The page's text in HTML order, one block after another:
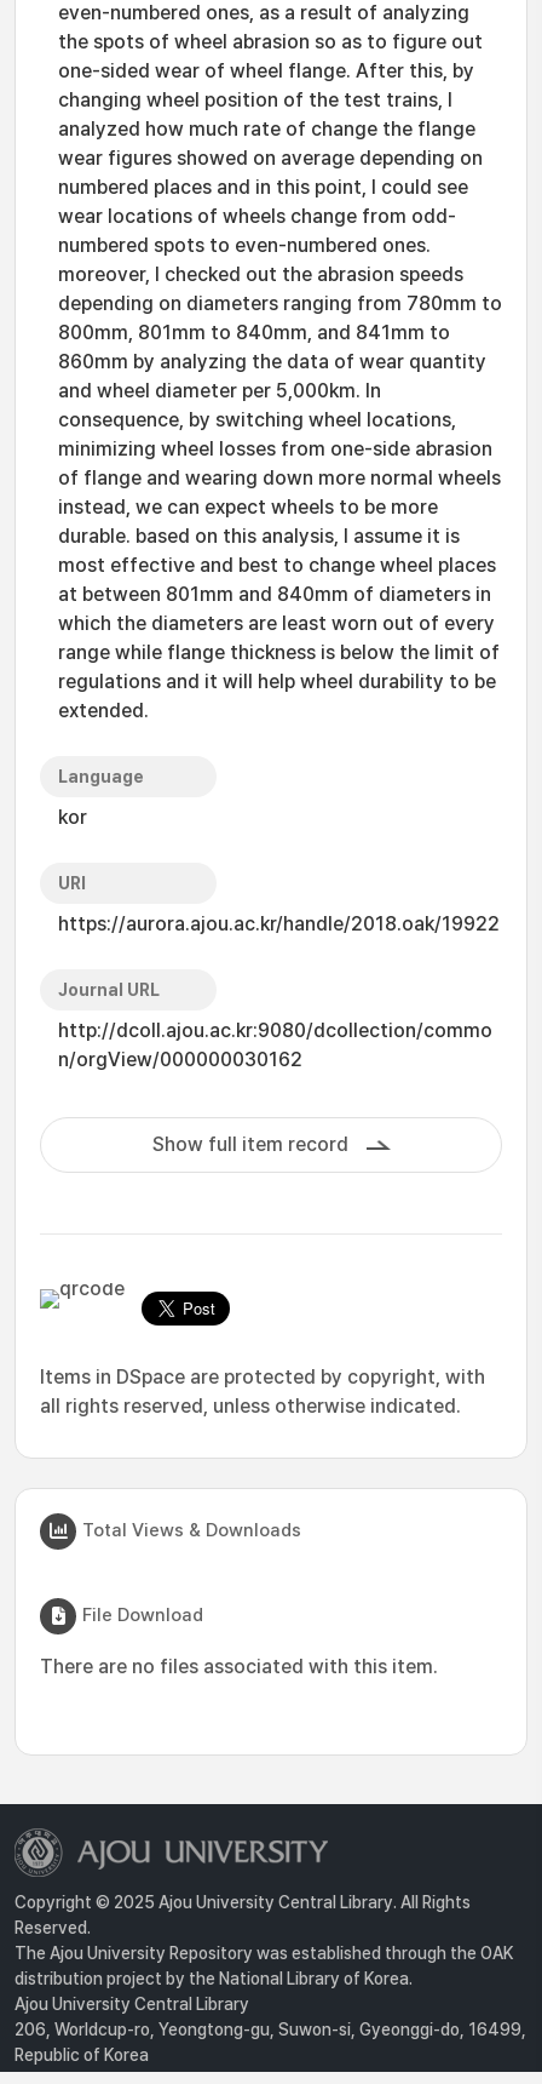
even-numbered ones, as a result of analyzing
the spots of wheel abrasion so as to figure out
one-sided wear of wheel flange. After this, by
changing wheel position of the test trains, I
analyzed how much rate of change the flange
wear figures showed on average depending on
numbered places and in this point, I could see
wear locations of wheels change from odd-
numbered spots to even-numbered ones.
moreover, I checked out the abrasion speeds
depending on diameters ranging from 780mm to
800mm, 801mm to 840mm, and 841mm to
860mm by analyzing the data of wear quantity
and wheel diameter per 5,000km. In
consequence, by switching wheel locations,
minimizing wheel losses from one-side abrasion
of flange and wearing down more normal wheels
instead, we can expect wheels to be more
durable. based on this analysis, I assume it is
most effective and best to change wheel places
at between 801mm and 840mm of diameters in
which the diameters are least worn out of every
range while flange thickness is below the limit of
regulations and it will help wheel durability to be
extended.
Language
kor
URI
https://aurora.ajou.ac.kr/handle/2018.oak/19922
Journal URL
http://dcoll.ajou.ac.kr:9080/dcollection/commo
n/orgView/000000030162
Show full item record
Items in DSpace are protected by copyright, with
all rights reserved, unless otherwise indicated.
Total Views & Downloads
File Download
There are no files associated with this item.
Copyright © 2025 Ajou University Central Library. All Rights
Reserved.
The Ajou University Repository was established through the OAK
distribution project by the National Library of Korea.
Ajou University Central Library
206, Worldcup-ro, Yeongtong-gu, Suwon-si, Gyeonggi-do, 16499,
Republic of Korea